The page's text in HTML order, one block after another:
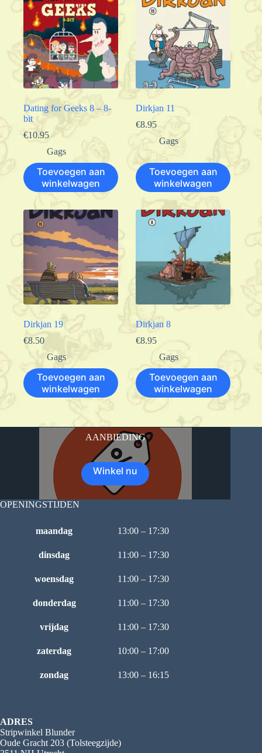
Dating for Geeks 8 – 8-
bit
€10.95
Gags
Toevoegen aan
winkelwagen
Dirkjan 11
€8.95
Gags
Toevoegen aan
winkelwagen
Dirkjan 19
€8.50
Gags
Toevoegen aan
winkelwagen
Dirkjan 8
€8.95
Gags
Toevoegen aan
winkelwagen
AANBIEDING
Winkel nu
OPENINGSTIJDEN
maandag 13:00 – 17:30
dinsdag 11:00 – 17:30
woensdag 11:00 – 17:30
donderdag 11:00 – 17:30
vrijdag 11:00 – 17:30
zaterdag 10:00 – 17:00
zondag 13:00 – 16:15
ADRES
Stripwinkel Blunder
Oude Gracht 203 (Tolsteegzijde)